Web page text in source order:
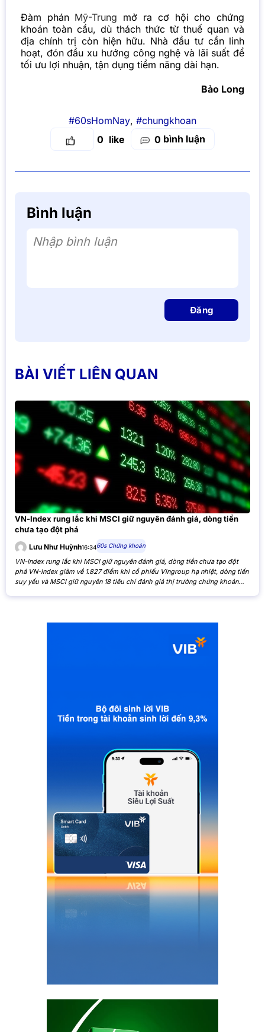
Đàm phán Mỹ-Trung mở ra cơ hội cho chứng
khoán toàn cầu, dù thách thức từ thuế quan và
địa chính trị còn hiện hữu. Nhà đầu tư cần linh
hoạt, đón đầu xu hướng công nghệ và lãi suất để
tối ưu lợi nhuận, tận dụng tiềm năng dài hạn.
Bảo Long
#60sHomNay, #chungkhoan
0
0 bình luận
Bình luận
Nhập bình luận
Đăng
BÀI VIẾT LIÊN QUAN
VN-Index rung lắc khi MSCI giữ nguyên đánh giá, dòng tiền
chưa tạo đột phá
Lưu Như Huỳnh16:3460s Chứng khoán
VN-Index rung lắc khi MSCI giữ nguyên đánh giá, dòng tiền chưa tạo đột
phá VN-Index giảm về 1.827 điểm khi cổ phiếu Vingroup hạ nhiệt, dòng tiền
suy yếu và MSCI giữ nguyên 18 tiêu chí đánh giá thị trường chứng khoán